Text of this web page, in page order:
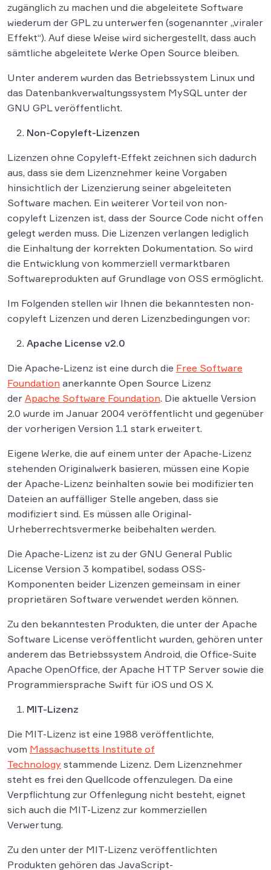
zugänglich zu machen und die abgeleitete Software
wiederum der GPL zu unterwerfen (sogenannter „viraler
Effekt“). Auf diese Weise wird sichergestellt, dass auch
sämtliche abgeleitete Werke Open Source bleiben.
Unter anderem wurden das Betriebssystem Linux und
das Datenbankverwaltungssystem MySQL unter der
GNU GPL veröffentlicht.
Non-Copyleft-Lizenzen
Lizenzen ohne Copyleft-Effekt zeichnen sich dadurch
aus, dass sie dem Lizenznehmer keine Vorgaben
hinsichtlich der Lizenzierung seiner abgeleiteten
Software machen. Ein weiterer Vorteil von non-
copyleft Lizenzen ist, dass der Source Code nicht offen
gelegt werden muss. Die Lizenzen verlangen lediglich
die Einhaltung der korrekten Dokumentation. So wird
die Entwicklung von kommerziell vermarktbaren
Softwareprodukten auf Grundlage von OSS ermöglicht.
Im Folgenden stellen wir Ihnen die bekanntesten non-
copyleft Lizenzen und deren Lizenzbedingungen vor:
Apache License v2.0
Die Apache-Lizenz ist eine durch die Free Software
Foundation anerkannte Open Source Lizenz
der Apache Software Foundation. Die aktuelle Version
2.0 wurde im Januar 2004 veröffentlicht und gegenüber
der vorherigen Version 1.1 stark erweitert.
Eigene Werke, die auf einem unter der Apache-Lizenz
stehenden Originalwerk basieren, müssen eine Kopie
der Apache-Lizenz beinhalten sowie bei modifizierten
Dateien an auffälliger Stelle angeben, dass sie
modifiziert sind. Es müssen alle Original-
Urheberrechtsvermerke beibehalten werden.
Die Apache-Lizenz ist zu der GNU General Public
License Version 3 kompatibel, sodass OSS-
Komponenten beider Lizenzen gemeinsam in einer
proprietären Software verwendet werden können.
Zu den bekanntesten Produkten, die unter der Apache
Software License veröffentlicht wurden, gehören unter
anderem das Betriebssystem Android, die Office-Suite
Apache OpenOffice, der Apache HTTP Server sowie die
Programmiersprache Swift für iOS und OS X.
MIT-Lizenz
Die MIT-Lizenz ist eine 1988 veröffentlichte,
vom Massachusetts Institute of
Technology stammende Lizenz. Dem Lizenznehmer
steht es frei den Quellcode offenzulegen. Da eine
Verpflichtung zur Offenlegung nicht besteht, eignet
sich auch die MIT-Lizenz zur kommerziellen
Verwertung.
Zu den unter der MIT-Lizenz veröffentlichten
Produkten gehören das JavaScript-